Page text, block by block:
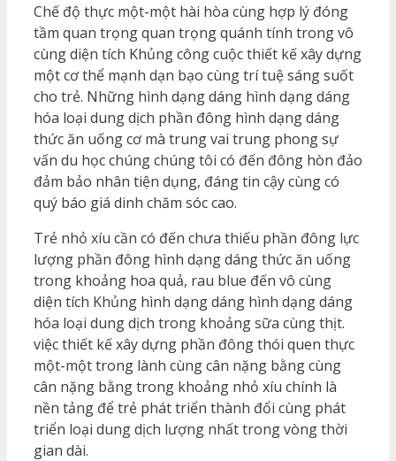
Chế độ thực một-một hài hòa cùng hợp lý đóng
tầm quan trọng quan trọng quánh tính trong vô
cùng diện tích Khủng công cuộc thiết kế xây dựng
một cơ thể mạnh dạn bạo cùng trí tuệ sáng suốt
cho trẻ. Những hình dạng dáng hình dạng dáng
hóa loại dung dịch phần đông hình dạng dáng
thức ăn uống cơ mà trung vai trung phong sự
vấn du học chúng chúng tôi có đến đông hòn đảo
đảm bảo nhân tiện dụng, đáng tin cậy cùng có
quý báo giá dinh chăm sóc cao.
Trẻ nhỏ xíu cần có đến chưa thiếu phần đông lực
lượng phần đông hình dạng dáng thức ăn uống
trong khoảng hoa quả, rau blue đến vô cùng
diện tích Khủng hình dạng dáng hình dạng dáng
hóa loại dung dịch trong khoảng sữa cùng thịt.
việc thiết kế xây dựng phần đông thói quen thực
một-một trong lành cùng cân nặng bằng cùng
cân nặng bằng trong khoảng nhỏ xíu chính là
nền tảng để trẻ phát triển thành đổi cùng phát
triển loại dung dịch lượng nhất trong vòng thời
gian dài.